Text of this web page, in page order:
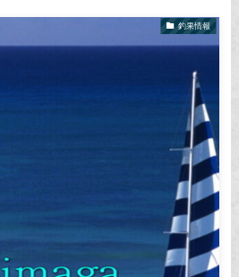
釣果情報